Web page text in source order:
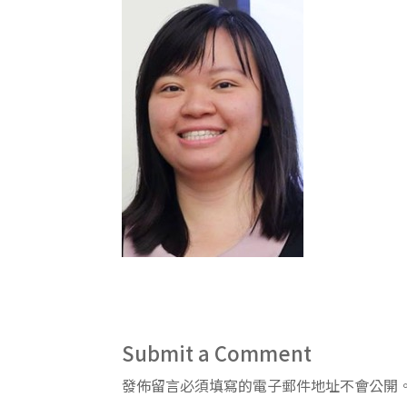
Submit a Comment
發佈留言必須填寫的電子郵件地址不會公開。